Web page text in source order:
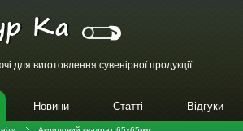
для виготовлення сувенірної продукції
Новини Статті Відгуки